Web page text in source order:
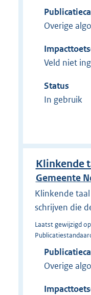
Overige
Veld niet
Status
In gebruik
Klinkende
Gemeente
Klinkende
schrijven die
Laatst gewijzigd
Overige